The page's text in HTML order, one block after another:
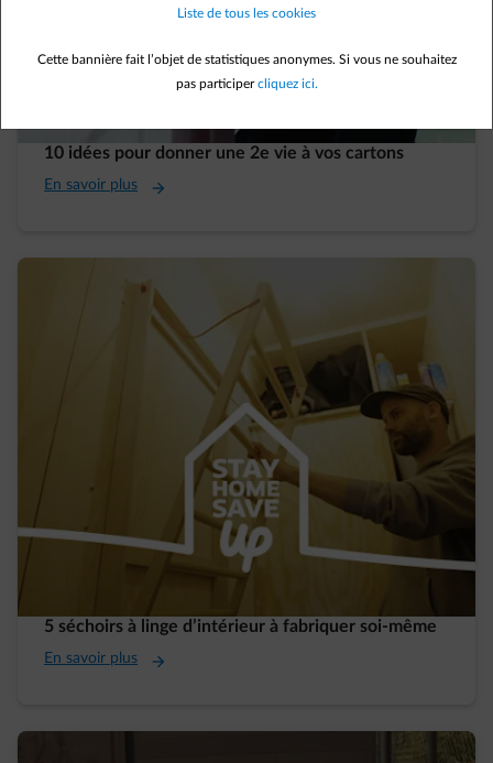
10 idées pour donner une 2e vie à vos cartons
En savoir plus
5 séchoirs à linge d’intérieur à fabriquer soi-même
En savoir plus
Liste de tous les cookies
Cette bannière fait l’objet de statistiques anonymes. Si vous ne souhaitez
pas participercliquez ici.